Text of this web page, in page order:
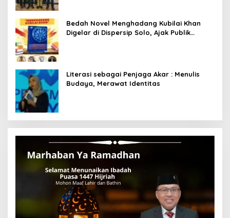
Bedah Novel Menghadang Kubilai Khan
Digelar di Dispersip Solo, Ajak Publik
Literasi sebagai Penjaga Akar : Menulis
Budaya, Merawat Identitas